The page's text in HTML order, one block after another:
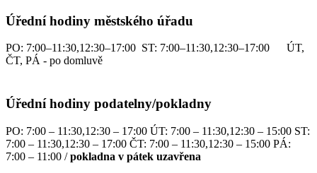
Úřední hodiny městského úřadu
PO: 7:00–11:30,12:30–17:00 ST: 7:00–11:30,12:30–17:00 ÚT,
ČT, PÁ - po domluvě
Úřední hodiny podatelny/pokladny
PO: 7:00 – 11:30,12:30 – 17:00 ÚT: 7:00 – 11:30,12:30 – 15:00 ST:
7:00 – 11:30,12:30 – 17:00 ČT: 7:00 – 11:30,12:30 – 15:00 PÁ:
7:00 – 11:00 /pokladna v pátek uzavřena